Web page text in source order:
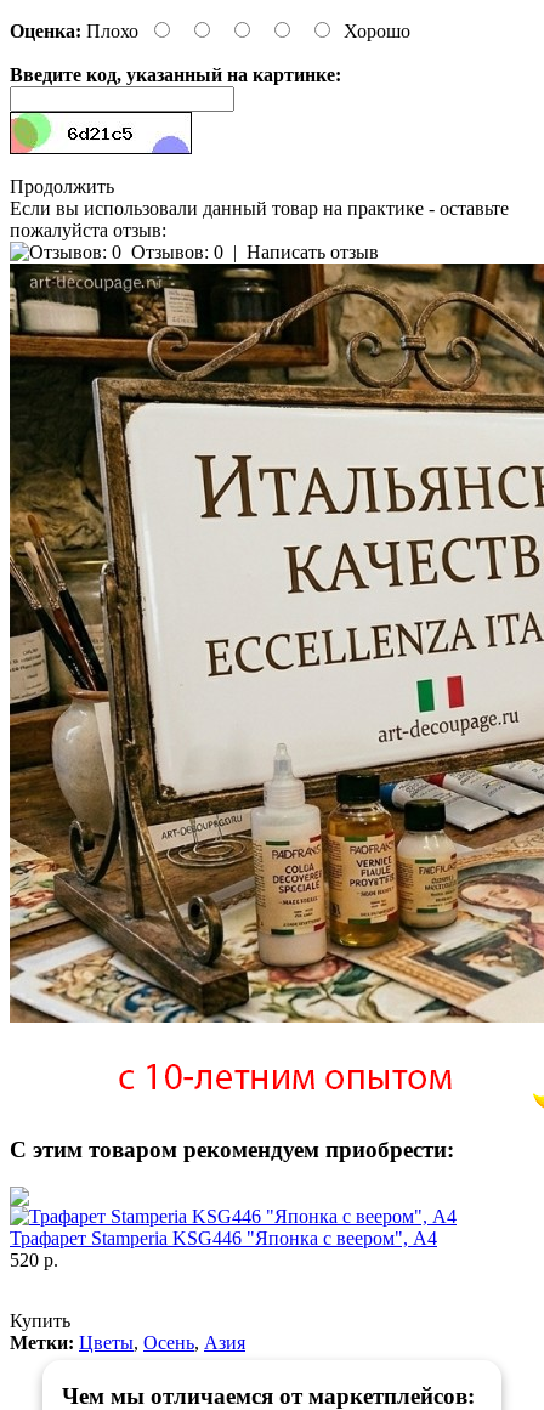
Оценка: Плохо Хорошо
Введите код, указанный на картинке:
Продолжить
Если вы использовали данный товар на практике - оставьте
пожалуйста отзыв:
Отзывов: 0 | Написать отзыв
С этим товаром рекомендуем приобрести:
Трафарет Stamperia KSG446 "Японка с веером", А4
520 р.
Купить
Метки: Цветы, Осень, Азия
Чем мы отличаемся от маркетплейсов: